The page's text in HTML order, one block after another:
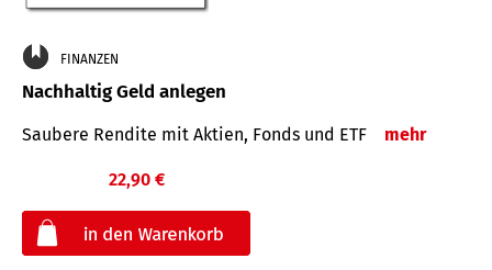
FINANZEN
Nachhaltig Geld anlegen
Saubere Rendite mit Aktien, Fonds und ETF mehr
22,90 €